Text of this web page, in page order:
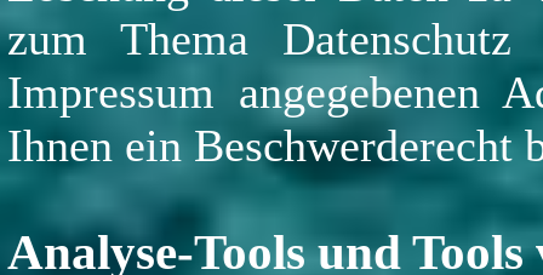
zum Thema
Impressum angegebenen
Ihnen ein Beschwerderecht
Analyse-Tools und